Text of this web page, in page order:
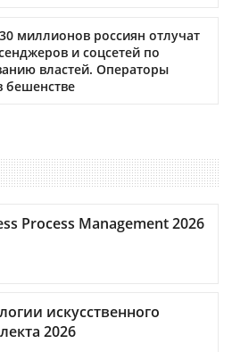
миллионов россиян отлучат
и соцсетей по
властей. Операторы
бешенстве
Process Management 2026
искусственного
2026